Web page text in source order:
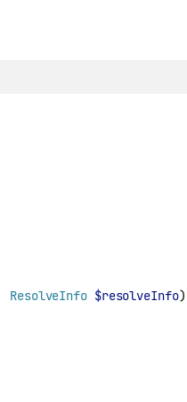
ResolveInfo $resolveInfo)